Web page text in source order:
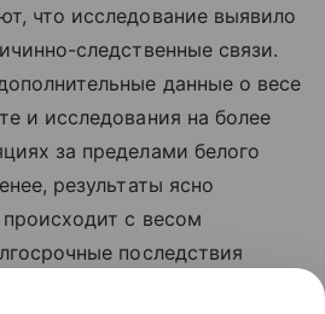
что исследование выявило
следственные связи.
данные о весе
и исследования на более
за пределами белого
результаты ясно
с весом
последствия